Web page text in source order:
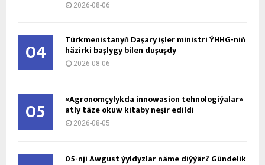
2026-08-06
04 Türkmenistanyň Daşary işler ministri ÝHHG-niň
häzirki başlygy bilen duşuşdy
2026-08-06
05 «Agronomçylykda innowasion tehnologiýalar»
atly täze okuw kitaby neşir edildi
2026-08-05
05-nji Awgust ýyldyzlar näme diýýär? Gündelik